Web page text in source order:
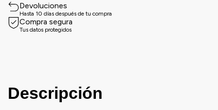
Devoluciones
Hasta 10 días después de tu compra
Compra segura
Tus datos protegidos
Descripción